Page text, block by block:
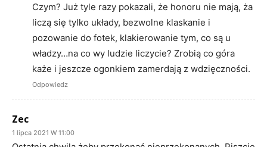
Czym? Już tyle razy pokazali, że honoru nie mają, ża
liczą się tylko układy, bezwolne klaskanie i
pozowanie do fotek, klakierowanie tym, co są u
władzy…na co wy ludzie liczycie? Zrobią co góra
każe i jeszcze ogonkiem zamerdają z wdzięczności.
Odpowiedz
Zec
1 lipca 2021 W 11:00